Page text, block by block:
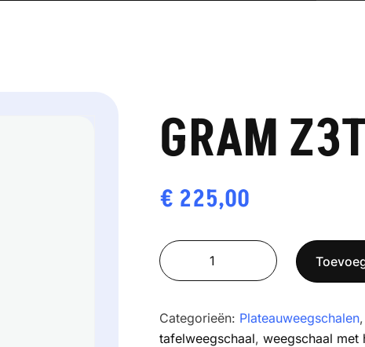
GRAM
€ 225,00
GRAM
Z3T-
15
aantal
Categorieën: Plateauweegschalen
tafelweegschaal,weegschaal met